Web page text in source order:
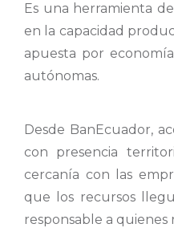
Es una herramienta
en la capacidad
apuesta por
autónomas.
Desde BanEcuador,
con presencia
cercanía con las
que los recursos
responsable a quienes